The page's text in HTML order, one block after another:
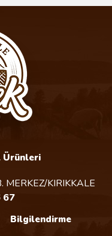
Ürünleri
MERKEZ/KIRIKKALE
67
Bilgilendirme